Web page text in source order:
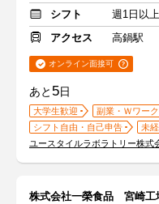
シフト
週1日以
アクセス
高鍋駅
オンライン面接可
あと 5日
大学生歓迎 副業・Ｗワー
シフト自由・自己申告
未
ユースタイルラボラトリー株式
株式会社一榮食品 宮崎工